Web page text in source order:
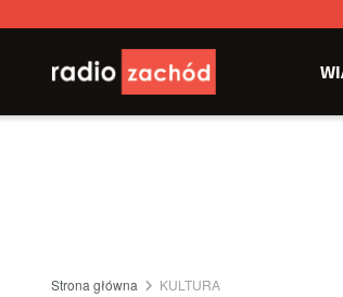
Strona główna KULTURA